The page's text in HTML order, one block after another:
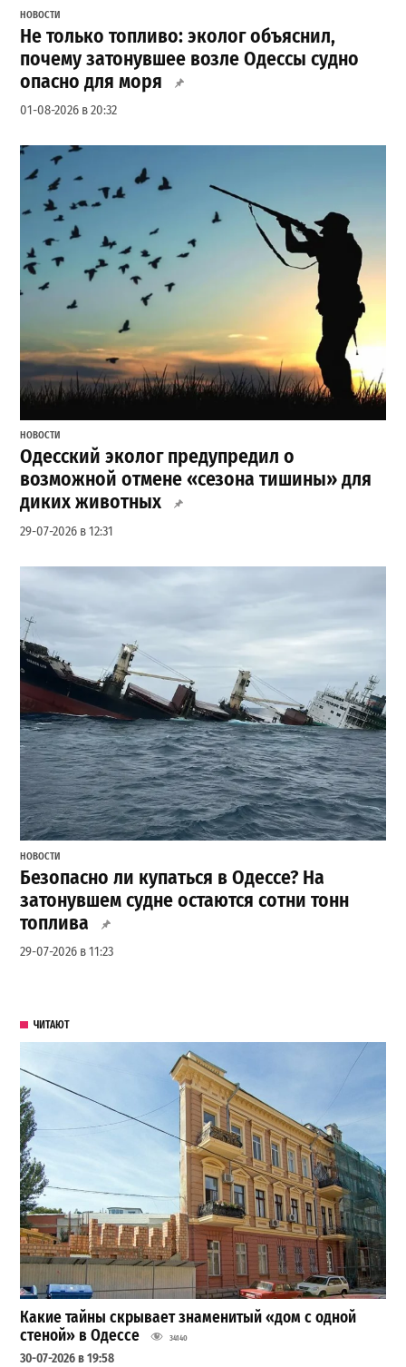
НОВОСТИ
Не только топливо: эколог объяснил,
почему затонувшее возле Одессы судно
опасно для моря
01-08-2026 в 20:32
НОВОСТИ
Одесский эколог предупредил о
возможной отмене «сезона тишины» для
диких животных
29-07-2026 в 12:31
НОВОСТИ
Безопасно ли купаться в Одессе? На
затонувшем судне остаются сотни тонн
топлива
29-07-2026 в 11:23
ЧИТАЮТ
Какие тайны скрывает знаменитый «дом с одной
стеной» в Одессе
34140
30-07-2026 в 19:58